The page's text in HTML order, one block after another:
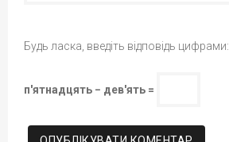
Будь ласка, введіть відповідь цифрами:
п'ятнадцять − дев'ять =